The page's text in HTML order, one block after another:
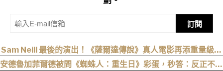
訂閱
Sam Neill 最後的演出！《薩爾達傳說》真人電影再添重量級卡
司
安德魯加菲爾德被問《蜘蛛人：重生日》彩蛋，秒答：反正不是